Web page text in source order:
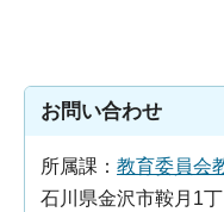
お問い合わせ
所属課： 教育委員会
石川県金沢市鞍月1